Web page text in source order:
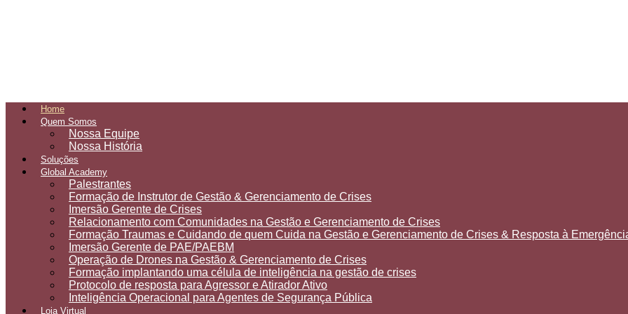
Home
Quem Somos
Nossa Equipe
Nossa História
Soluções
Global Academy
Palestrantes
Formação de Instrutor de Gestão & Gerenciamento de Crises
Imersão Gerente de Crises
Relacionamento com Comunidades na Gestão e Gerenciamento de Crises
Formação Traumas e Cuidando de quem Cuida na Gestão e Gerenciamento de Crises & Resposta à
Imersão Gerente de PAE/PAEBM
Operação de Drones na Gestão & Gerenciamento de Crises
Formação implantando uma célula de inteligência na gestão de crises
Protocolo de resposta para Agressor e Atirador Ativo
Inteligência Operacional para Agentes de Segurança Pública
Loja Virtual